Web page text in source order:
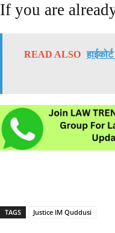
If you are
READ ALSO
TAGS Justice IM Quddusi